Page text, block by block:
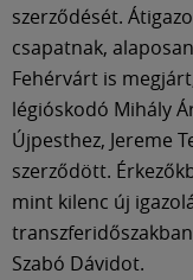
szerződését.
csapatnak,
Fehérvárt is
légióskodó Mihály
Újpesthez, Jereme
szerződött.
mint kilenc új
Szabó Dávidot.